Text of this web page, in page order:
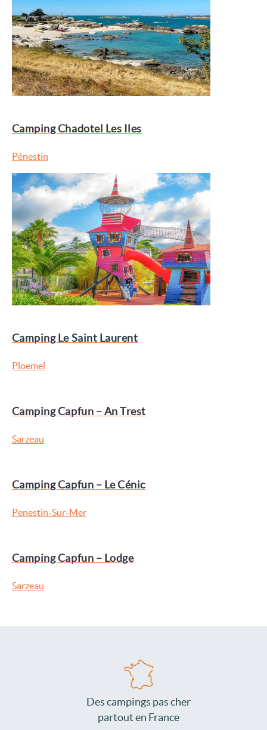
Camping Chadotel Les Iles
Pénestin
Camping Le Saint Laurent
Ploemel
Camping Capfun – An Trest
Sarzeau
Camping Capfun – Le Cénic
Penestin-Sur-Mer
Camping Capfun – Lodge
Sarzeau
Des campings pas cher
partout en France